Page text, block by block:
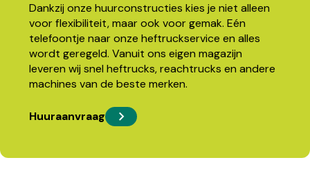
Dankzij onze huurconstructies kies je niet alleen
voor flexibiliteit, maar ook voor gemak. Eén
telefoontje naar onze heftruckservice en alles
wordt geregeld. Vanuit ons eigen magazijn
leveren wij snel heftrucks, reachtrucks en andere
machines van de beste merken.
Huuraanvraag